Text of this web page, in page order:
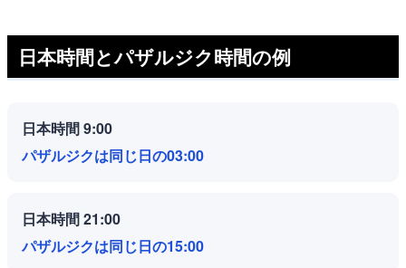
日本時間とパザルジク時間の例
日本時間 9:00
パザルジクは同じ日の03:00
日本時間 21:00
パザルジクは同じ日の15:00